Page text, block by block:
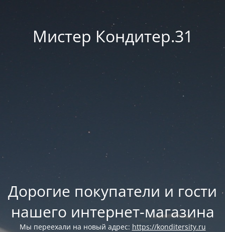
Мистер Кондитер.31
Дорогие покупатели и гости
нашего интернет-магазина
Мы переехали на новый адрес: https://konditersity.ru